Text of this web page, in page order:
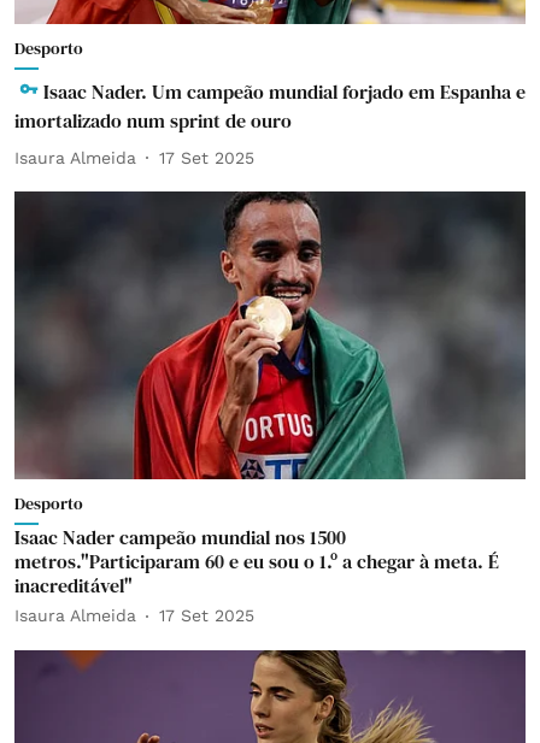
Desporto
Isaac Nader. Um campeão mundial forjado em Espanha e
imortalizado num sprint de ouro
Isaura Almeida 17 Set 2025
Desporto
Isaac Nader campeão mundial nos 1500
metros."Participaram 60 e eu sou o 1.º a chegar à meta. É
inacreditável"
Isaura Almeida 17 Set 2025